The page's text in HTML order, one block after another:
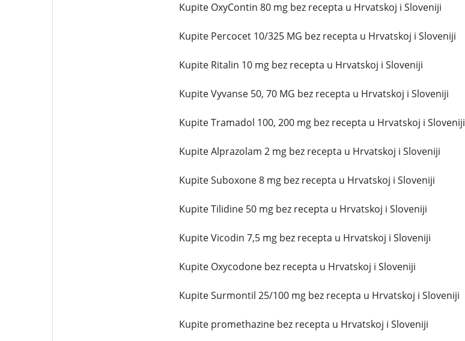
Kupite OxyContin 80 mg bez recepta u Hrvatskoj i Sloveniji
Kupite Percocet 10/325 MG bez recepta u Hrvatskoj i Sloveniji
Kupite Ritalin 10 mg bez recepta u Hrvatskoj i Sloveniji
Kupite Vyvanse 50, 70 MG bez recepta u Hrvatskoj i Sloveniji
Kupite Tramadol 100, 200 mg bez recepta u Hrvatskoj i Sloveniji
Kupite Alprazolam 2 mg bez recepta u Hrvatskoj i Sloveniji
Kupite Suboxone 8 mg bez recepta u Hrvatskoj i Sloveniji
Kupite Tilidine 50 mg bez recepta u Hrvatskoj i Sloveniji
Kupite Vicodin 7,5 mg bez recepta u Hrvatskoj i Sloveniji
Kupite Oxycodone bez recepta u Hrvatskoj i Sloveniji
Kupite Surmontil 25/100 mg bez recepta u Hrvatskoj i Sloveniji
Kupite promethazine bez recepta u Hrvatskoj i Sloveniji